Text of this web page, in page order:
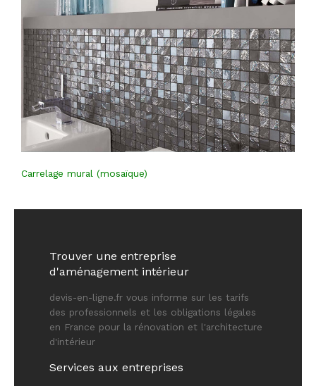
Carrelage mural (mosaïque)
Trouver une entreprise
d'aménagement intérieur
devis-en-ligne.fr vous informe sur les tarifs
des professionnels et les obligations légales
en France pour la rénovation et l'architecture
d'intérieur
Services aux entreprises